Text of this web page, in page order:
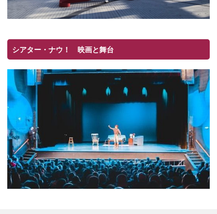
シアター・ナウ！ 映画と舞台